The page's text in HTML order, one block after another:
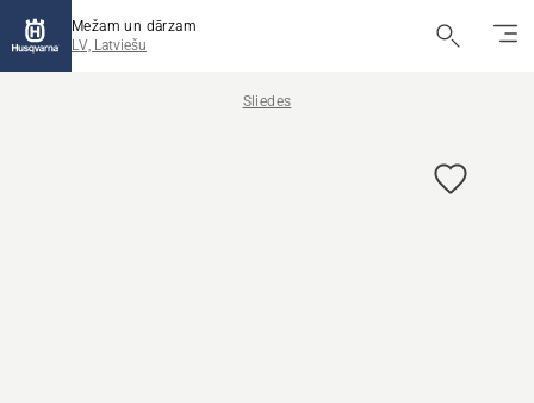
Mežam un dārzam
LV, Latviešu
Sliedes